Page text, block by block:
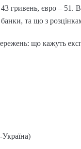
гривень, євро – 51.
та що з
що кажуть